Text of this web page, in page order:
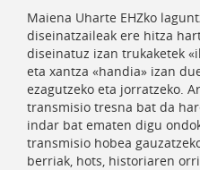
Maiena Uharte EHZko
diseinatzaileak ere hitza
diseinatuz izan trukaketek
eta xantza «handia» izan
ezagutzeko eta jorratzeko.
transmisio tresna bat da
indar bat ematen digu
transmisio hobea
berriak, hots, historiaren